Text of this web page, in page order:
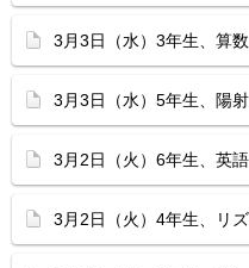
3月3日（水）3年生、算
3月3日（水）5年生、陽
3月2日（火）6年生、英
3月2日（火）4年生、リ